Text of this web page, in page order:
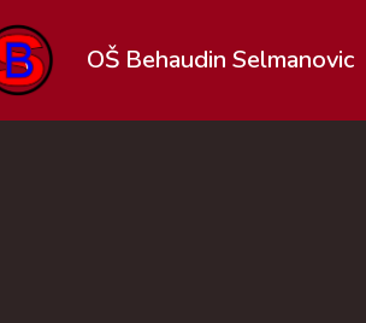
OŠ Behaudin Selmanovic